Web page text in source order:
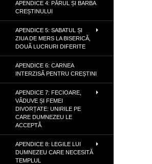
APENDICE 4: PĂRUL ȘI BARBA
CREȘTINULUI
APENDICE 5: SABATUL ȘI
ZIUA DE MERS LA BISERICĂ,
DOUĂ LUCRURI DIFERITE
APENDICE 6: CARNEA
INTERZISĂ PENTRU CREȘTINI
APENDICE 7: FECIOARE,
VĂDUVE ȘI FEMEI
DIVORȚATE: UNIRILE PE
CARE DUMNEZEU LE
ACCEPTĂ
APENDICE 8: LEGILE LUI
DUMNEZEU CARE NECESITĂ
TEMPLUL